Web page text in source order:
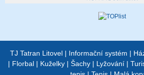
TJ Tatran Litovel | Informační systém |
| Florbal | Kuželky | Šachy | Lyžování |